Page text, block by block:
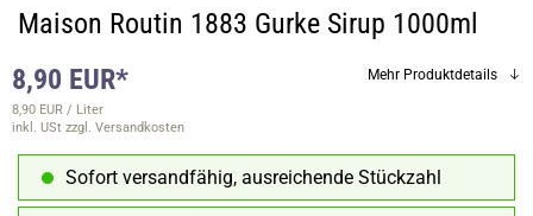
Maison Routin 1883 Gurke Sirup 1000ml
8,90 EUR*
8,90 EUR / Liter
inkl. USt zzgl. Versandkosten
Mehr Produktdetails
Sofort versandfähig, ausreichende Stückzahl